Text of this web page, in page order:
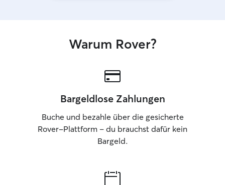
Warum Rover?
Bargeldlose Zahlungen
Buche und bezahle über die gesicherte
Rover-Plattform – du brauchst dafür kein
Bargeld.